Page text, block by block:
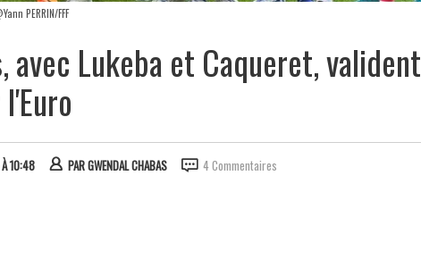
PERRIN/FFF
avec Lukeba et Caqueret, valident
À 10:48 PARGWENDAL CHABAS 4 Commentaires